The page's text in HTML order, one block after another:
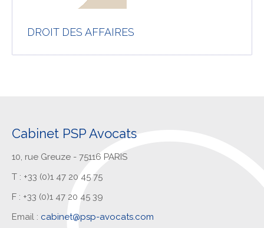
DROIT DES AFFAIRES
Cabinet PSP Avocats
10, rue Greuze - 75116 PARIS
T : +33 (0)1 47 20 45 75
F : +33 (0)1 47 20 45 39
Email : cabinet@psp-avocats.com